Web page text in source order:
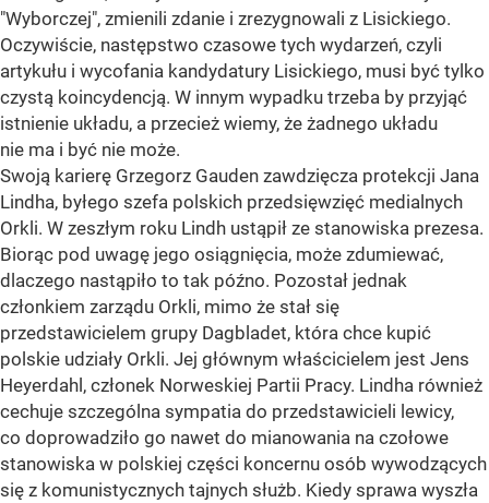
"Wyborczej", zmienili zdanie i zrezygnowali z Lisickiego.
Oczywiście, następstwo czasowe tych wydarzeń, czyli
artykułu i wycofania kandydatury Lisickiego, musi być tylko
czystą koincydencją. W innym wypadku trzeba by przyjąć
istnienie układu, a przecież wiemy, że żadnego układu
nie ma i być nie może.
Swoją karierę Grzegorz Gauden zawdzięcza protekcji Jana
Lindha, byłego szefa polskich przedsięwzięć medialnych
Orkli. W zeszłym roku Lindh ustąpił ze stanowiska prezesa.
Biorąc pod uwagę jego osiągnięcia, może zdumiewać,
dlaczego nastąpiło to tak późno. Pozostał jednak
członkiem zarządu Orkli, mimo że stał się
przedstawicielem grupy Dagbladet, która chce kupić
polskie udziały Orkli. Jej głównym właścicielem jest Jens
Heyerdahl, członek Norweskiej Partii Pracy. Lindha również
cechuje szczególna sympatia do przedstawicieli lewicy,
co doprowadziło go nawet do mianowania na czołowe
stanowiska w polskiej części koncernu osób wywodzących
się z komunistycznych tajnych służb. Kiedy sprawa wyszła